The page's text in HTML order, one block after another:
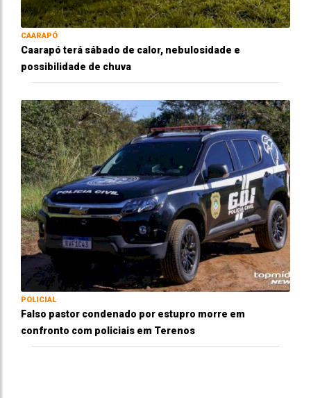
CAARAPÓ
Caarapó terá sábado de calor, nebulosidade e
possibilidade de chuva
POLICIAL
Falso pastor condenado por estupro morre em
confronto com policiais em Terenos